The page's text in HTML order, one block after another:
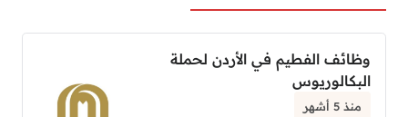
وظائف الفطيم في الأردن لحملة
البكالوريوس
منذ 5 أشهر